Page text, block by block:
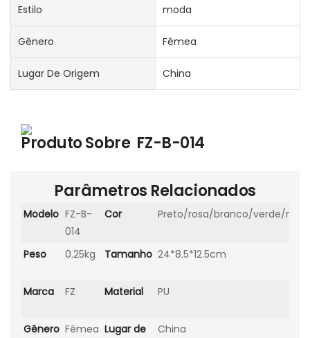
Estilo moda
Gênero Fêmea
Lugar De Origem China
Produto Sobre FZ-B-014
Parâmetros Relacionados
Modelo FZ-B-
014
Cor Preto/rosa/branco/verde/
Peso 0.25kg Tamanho 24*8.5*12.5cm
Marca FZ Material PU
Gênero Fêmea Lugar de
China